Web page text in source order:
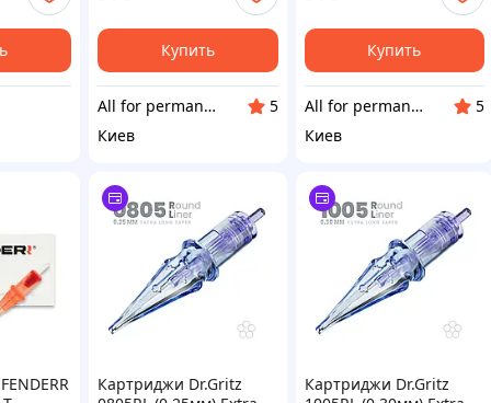
макияжа SLO 0.3/1
RLLT, 1 шт.
Купить
All for permanent make-up
5
Киев
макияжа PM 0,35/1
RLLT, 1 шт
Купить
All for permanent make-up
5
Киев
Картриджи Dr.Gritz
Картриджи Dr.Gritz